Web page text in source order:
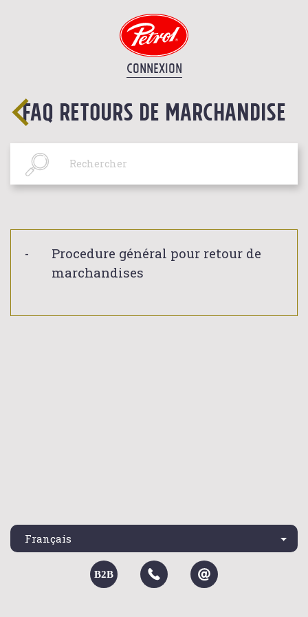
CONNEXION
FAQ RETOURS DE MARCHANDISE
Procedure général pour retour de
marchandises
Français